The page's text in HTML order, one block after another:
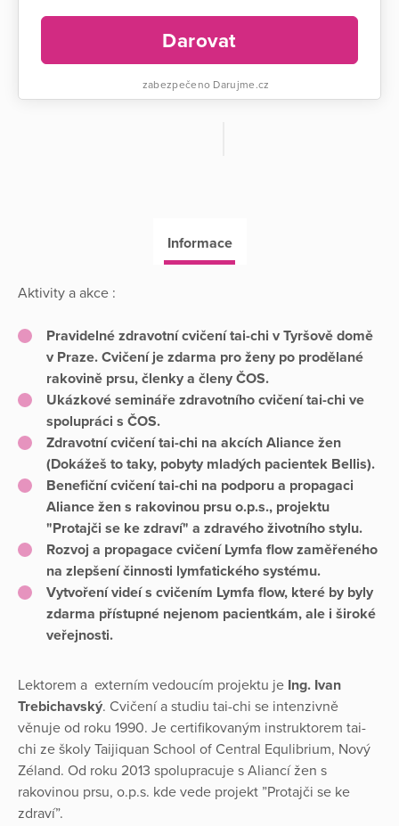
Darovat
zabezpečeno Darujme.cz
Informace
Aktivity a akce :
Pravidelné zdravotní cvičení tai-chi v Tyršově domě
v Praze. Cvičení je zdarma pro ženy po prodělané
rakovině prsu, členky a členy ČOS.
Ukázkové semináře zdravotního cvičení tai-chi ve
spolupráci s ČOS.
Zdravotní cvičení tai-chi na akcích Aliance žen
(Dokážeš to taky, pobyty mladých pacientek Bellis).
Benefiční cvičení tai-chi na podporu a propagaci
Aliance žen s rakovinou prsu o.p.s., projektu
"Protajči se ke zdraví" a zdravého životního stylu.
Rozvoj a propagace cvičení Lymfa flow zaměřeného
na zlepšení činnosti lymfatického systému.
Vytvoření videí s cvičením Lymfa flow, které by byly
zdarma přístupné nejenom pacientkám, ale i široké
veřejnosti.
Lektorem a externím vedoucím projektu je Ing. Ivan
Trebichavský. Cvičení a studiu tai-chi se intenzivně
věnuje od roku 1990. Je certifikovaným instruktorem tai-
chi ze školy Taijiquan School of Central Equlibrium, Nový
Zéland. Od roku 2013 spolupracuje s Aliancí žen s
rakovinou prsu, o.p.s. kde vede projekt ”Protajči se ke
zdraví”.